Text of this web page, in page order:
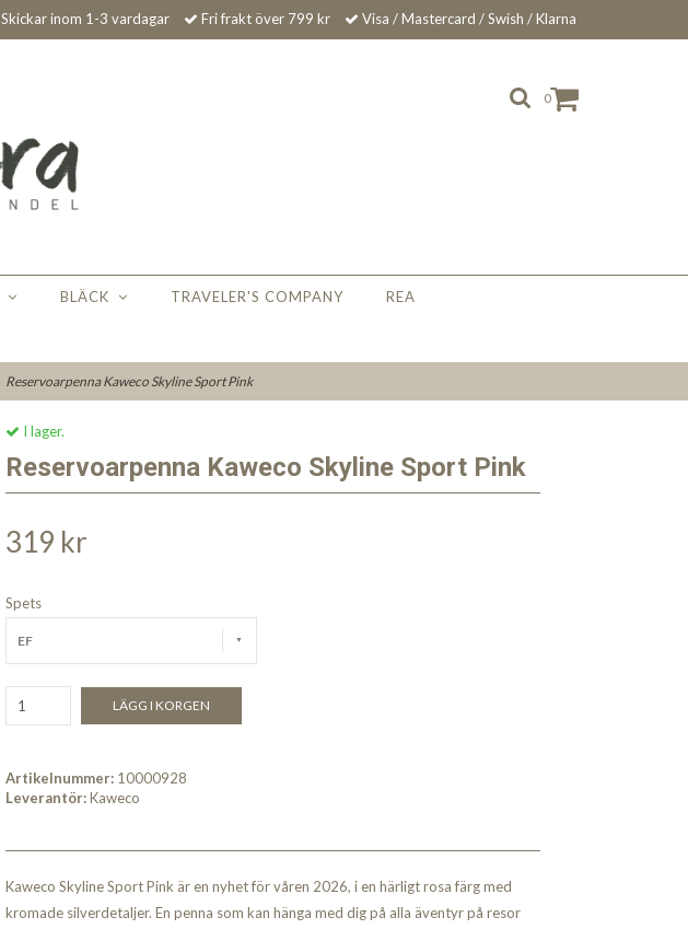
Skickar inom 1-3 vardagar Fri frakt över 799 kr Visa / Mastercard / Swish / Klarna
0
BLÄCK TRAVELER'S COMPANY REA
Reservoarpenna Kaweco Skyline Sport Pink
I lager.
Reservoarpenna Kaweco Skyline Sport Pink
319 kr
Spets
EF
LÄGG I KORGEN
Artikelnummer: 10000928
Leverantör:Kaweco
Kaweco Skyline Sport Pink är en nyhet för våren 2026, i en härligt rosa färg med
kromade silverdetaljer. En penna som kan hänga med dig på alla äventyr på resor